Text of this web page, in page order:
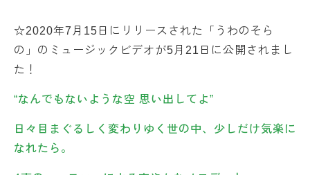
☆2020年7月15日にリリースされた「うわのそら
の」のミュージックビデオが5月21日に公開されまし
た！
“なんでもないような空 思い出してよ”
日々目まぐるしく変わりゆく世の中、少しだけ気楽に
なれたら。